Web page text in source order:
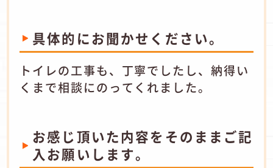
具体的にお聞かせください。
トイレの工事も、丁寧でしたし、納得い
くまで相談にのってくれました。
お感じ頂いた内容をそのままご記
入お願いします。